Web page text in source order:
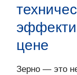
цене
Зерно — это